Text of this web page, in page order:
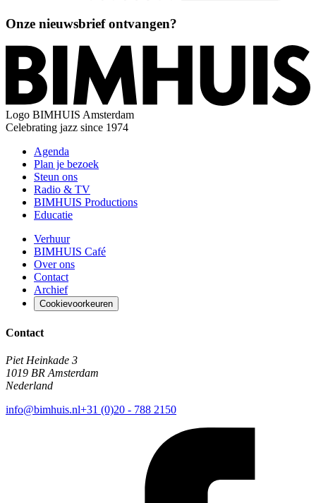
Onze nieuwsbrief ontvangen?
Logo BIMHUIS Amsterdam
Celebrating jazz since 1974
Agenda
Plan je bezoek
Steun ons
Radio & TV
BIMHUIS Productions
Educatie
Verhuur
BIMHUIS Café
Over ons
Contact
Archief
Cookievoorkeuren
Contact
Piet Heinkade 3
1019 BR Amsterdam
Nederland
info@bimhuis.nl+31 (0)20 - 788 2150